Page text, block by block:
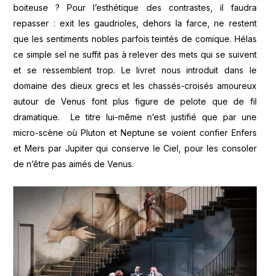
boiteuse ? Pour l’esthétique des contrastes, il faudra
repasser : exit les gaudrioles, dehors la farce, ne restent
que les sentiments nobles parfois teintés de comique. Hélas
ce simple sel ne suffit pas à relever des mets qui se suivent
et se ressemblent trop. Le livret nous introduit dans le
domaine des dieux grecs et les chassés-croisés amoureux
autour de Venus font plus figure de pelote que de fil
dramatique. Le titre lui-même n’est justifié que par une
micro-scène où Pluton et Neptune se voient confier Enfers
et Mers par Jupiter qui conserve le Ciel, pour les consoler
de n’être pas aimés de Venus.